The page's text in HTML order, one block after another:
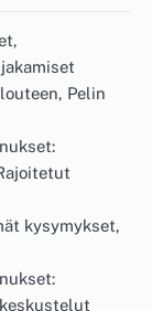
Pelin
kysymykset,